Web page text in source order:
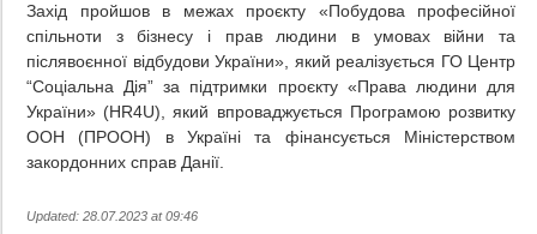
Захід пройшов в межах проєкту «Побудова професійної
спільноти з бізнесу і прав людини в умовах війни та
післявоєнної відбудови України», який реалізується ГО Центр
“Соціальна Дія” за підтримки проєкту «Права людини для
України» (HR4U), який впроваджується Програмою розвитку
ООН (ПРООН) в Україні та фінансується Міністерством
закордонних справ Данії.
Updated: 28.07.2023 at 09:46